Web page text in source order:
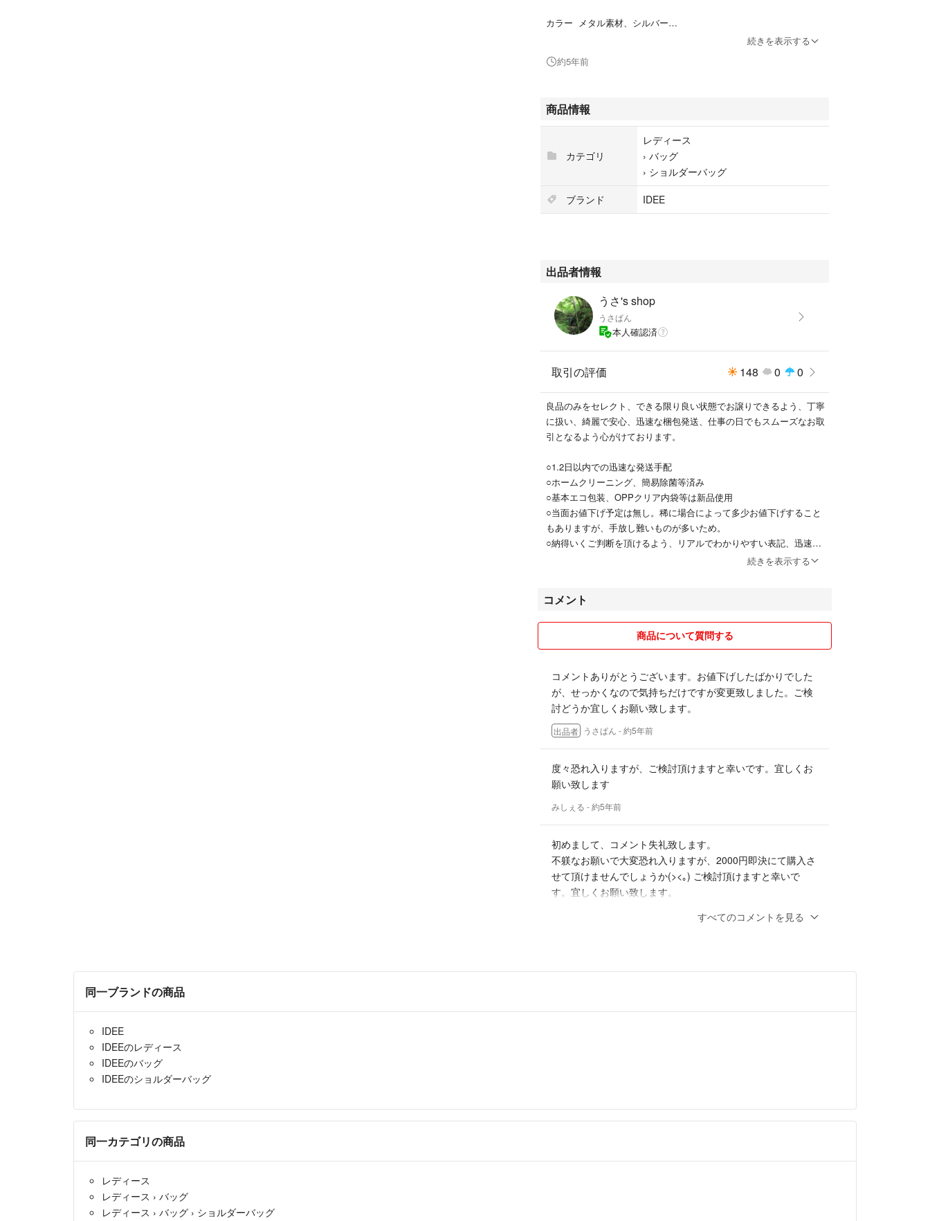
カラー メタル素材、シルバー
撥水加工あり、レジャーや雨の日でも。
formuniform (フォームユニフォーム)
Drawstring Bag Strap ドローストリング
MUJIやIDEEなどセレクトショップにて取扱。
現在イベントも開催中、話題の旬なブランド。
セプトを衣服やバッグのコレクションなどに展開中。
ショルダー巾着
Drawstring Bag Strap
smartphoneサイズ
ドローストリング
メタル XS
ショルダーバッグ
巾着ショルダー
続きを表示する
約5年前
商品情報
カテゴリ
レディース
› バッグ
› ショルダーバッグ
ブランド
IDEE
出品者情報
うさ's shop
うさぱん
本人確認済
取引の評価 148 0 0
良品のみをセレクト、できる限り良い状態でお譲りできるよう、丁寧
に扱い、綺麗で安心、迅速な梱包発送、仕事の日でもスムーズなお取
引となるよう心がけております。
○1.2日以内での迅速な発送手配
○ホームクリーニング、簡易除菌等済み
○基本エコ包装、OPPクリア内袋等は新品使用
○当面お値下げ予定は無し。稀に場合によって多少お値下げすること
もありますが、手放し難いものが多いため。
○納得いくご判断を頂けるよう、リアルでわかりやすい表記、迅速か
続きを表示する
コメント
商品について質問する
コメントありがとうございます。お値下げしたばかりでした
が、せっかくなので気持ちだけですが変更致しました。ご検
討どうか宜しくお願い致します。
出品者 うさぱん - 約5年前
度々恐れ入りますが、ご検討頂けますと幸いです。宜しくお
願い致します
みしぇる - 約5年前
初めまして、コメント失礼致します。
不躾なお願いで大変恐れ入りますが、2000円即決にて購入さ
せて頂けませんでしょうか(><｡) ご検討頂けますと幸いで
す。宜しくお願い致します。
すべてのコメントを見る
同一ブランドの商品
IDEE
IDEEのレディース
IDEEのバッグ
IDEEのショルダーバッグ
同一カテゴリの商品
レディース
レディース › バッグ
レディース › バッグ › ショルダーバッグ